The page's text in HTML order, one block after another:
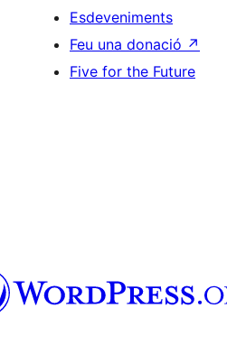
Esdeveniments
Feu una donació ↗
Five for the Future